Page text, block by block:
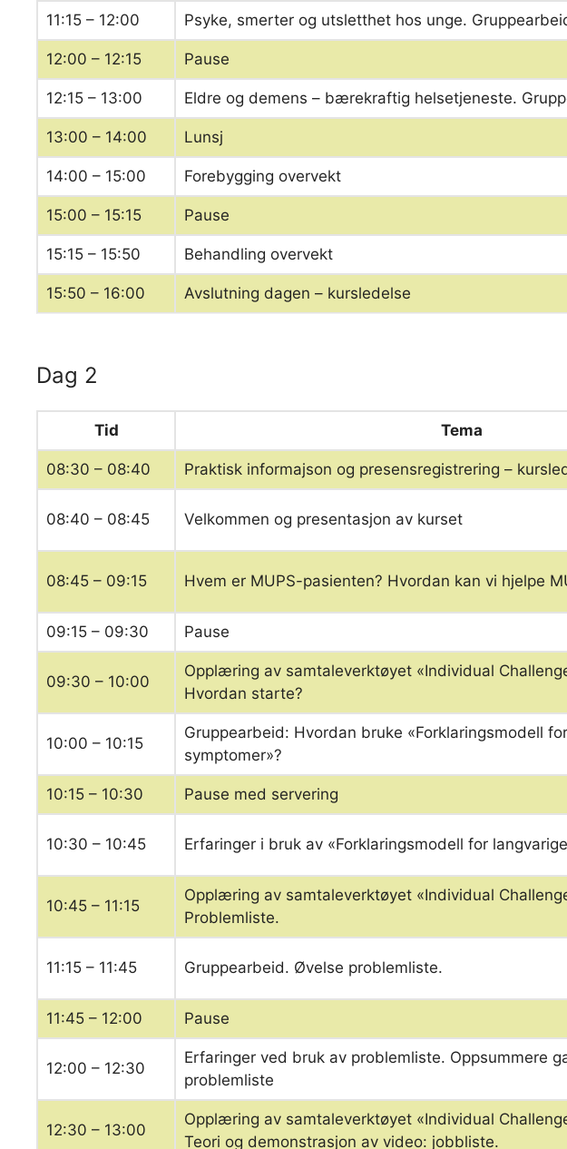
11:15 – 12:00 Psyke, smerter og utsletthet hos unge.
12:00 – 12:15 Pause
12:15 – 13:00 Eldre og demens – bærekraftig helsetjeneste.
13:00 – 14:00 Lunsj
14:00 – 15:00 Forebygging overvekt
15:00 – 15:15 Pause
15:15 – 15:50 Behandling overvekt
15:50 – 16:00 Avslutning dagen – kursledelse
Dag 2
Tid Tema
08:30 – 08:40 Praktisk informajson og presensregistrering –
08:40 – 08:45 Velkommen og presentasjon av kurset
08:45 – 09:15 Hvem er MUPS-pasienten? Hvordan kan vi hjelpe
09:15 – 09:30 Pause
09:30 – 10:00
Opplæring av samtaleverktøyet «Individual
Hvordan starte?
10:00 – 10:15
Gruppearbeid: Hvordan bruke «Forklaringsmodell
symptomer»?
10:15 – 10:30 Pause med servering
10:30 – 10:45 Erfaringer i bruk av «Forklaringsmodell for
10:45 – 11:15
Opplæring av samtaleverktøyet «Individual
Problemliste.
11:15 – 11:45 Gruppearbeid. Øvelse problemliste.
11:45 – 12:00 Pause
12:00 – 12:30
Erfaringer ved bruk av problemliste. Oppsummere
problemliste
12:30 – 13:00
Opplæring av samtaleverktøyet «Individual
Teori og demonstrasjon av video: jobbliste.